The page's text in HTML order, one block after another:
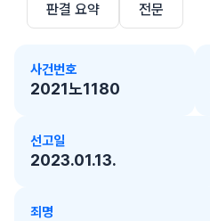
판결 요약 전문
사건번호
2021노1180
선고일
2023.01.13.
죄명